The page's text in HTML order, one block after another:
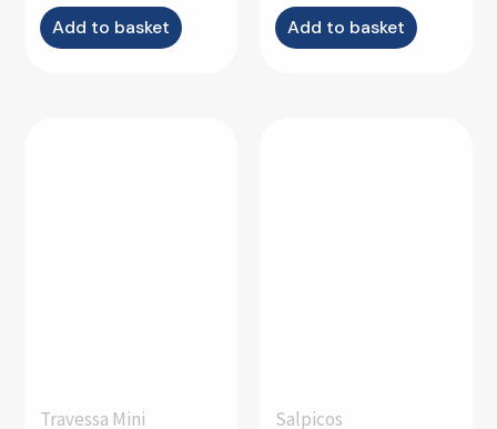
Add to basket Add to basket
Travessa Mini Salpicos